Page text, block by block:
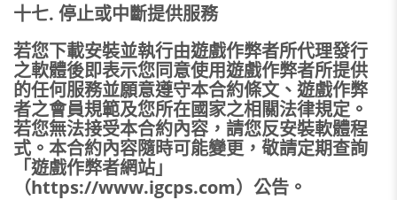
十七. 停止或中斷提供服務
若您下載安裝並執行由遊戲作弊者所代理發行
之軟體後即表示您同意使用遊戲作弊者所提供
的任何服務並願意遵守本合約條文、遊戲作弊
者之會員規範及您所在國家之相關法律規定。
若您無法接受本合約內容，請您反安裝軟體程
式。本合約內容隨時可能變更，敬請定期查詢
「遊戲作弊者網站」
（https://www.igcps.com）公告。